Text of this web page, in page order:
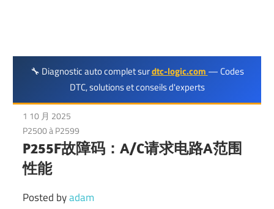
维
修
🔧 Diagnostic auto complet surdtc-logic.com — Codes
DTC, solutions et conseils d'experts
1 10 月 2025
P2500 à P2599
P255F故障码：A/C请求电路A范围
性能
Posted byadam